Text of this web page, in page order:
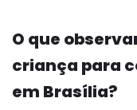
O que
criança para
em Brasília?